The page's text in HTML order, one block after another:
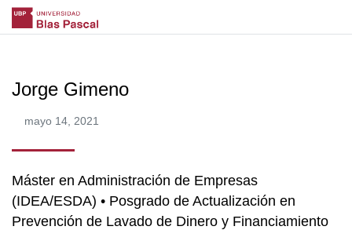
Jorge Gimeno
mayo 14, 2021
Máster en Administración de Empresas
(IDEA/ESDA) • Posgrado de Actualización en
Prevención de Lavado de Dinero y Financiamiento